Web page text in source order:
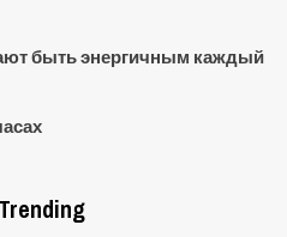
быть энергичным каждый